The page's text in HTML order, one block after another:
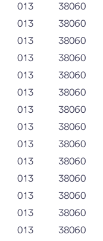
013
38060
013
38060
013
38060
013
38060
013
38060
013
38060
013
38060
013
38060
013
38060
013
38060
013
38060
013
38060
013
38060
013
38060